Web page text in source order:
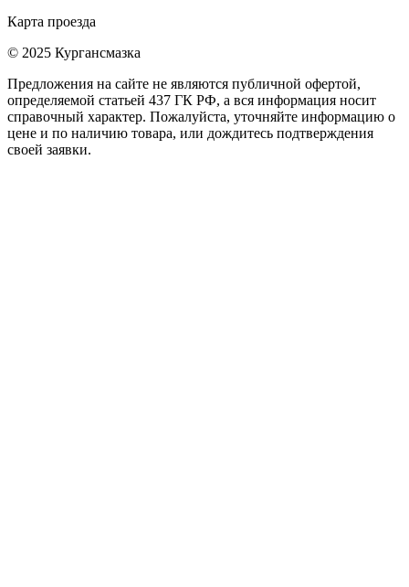
Карта проезда
© 2025 Кургансмазка
Предложения на сайте не являются публичной офертой,
определяемой статьей 437 ГК РФ, а вся информация носит
справочный характер. Пожалуйста, уточняйте информацию о
цене и по наличию товара, или дождитесь подтверждения
своей заявки.